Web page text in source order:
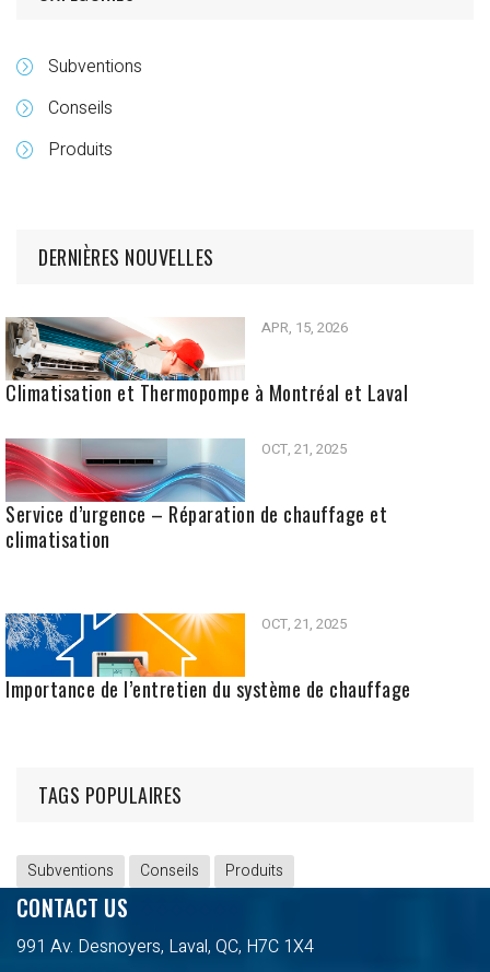
Subventions
Conseils
Produits
DERNIÈRES NOUVELLES
APR, 15, 2026
Climatisation et Thermopompe à Montréal et Laval
OCT, 21, 2025
Service d’urgence – Réparation de chauffage et
climatisation
OCT, 21, 2025
Importance de l’entretien du système de chauffage
TAGS POPULAIRES
Subventions Conseils Produits
CONTACT US
991 Av. Desnoyers, Laval, QC, H7C 1X4